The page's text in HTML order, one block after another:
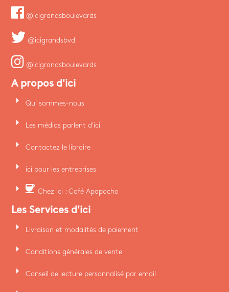
@icigrandsboulevards
@icigrandsbvd
@icigrandsboulevards
A propos d'ici
arrow_right Qui sommes-nous
arrow_right Les médias parlent d'ici
arrow_right Contactez le libraire
arrow_right ici pour les entreprises
arrow_right coffee Chez ici : Café Apapacho
Les Services d'ici
arrow_right Livraison et modalités de paiement
arrow_right Conditions générales de vente
arrow_right Conseil de lecture personnalisé par email